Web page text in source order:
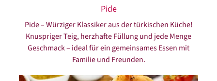
Pide
Pide – Würziger Klassiker aus der türkischen Küche!
Knuspriger Teig, herzhafte Füllung und jede Menge
Geschmack – ideal für ein gemeinsames Essen mit
Familie und Freunden.